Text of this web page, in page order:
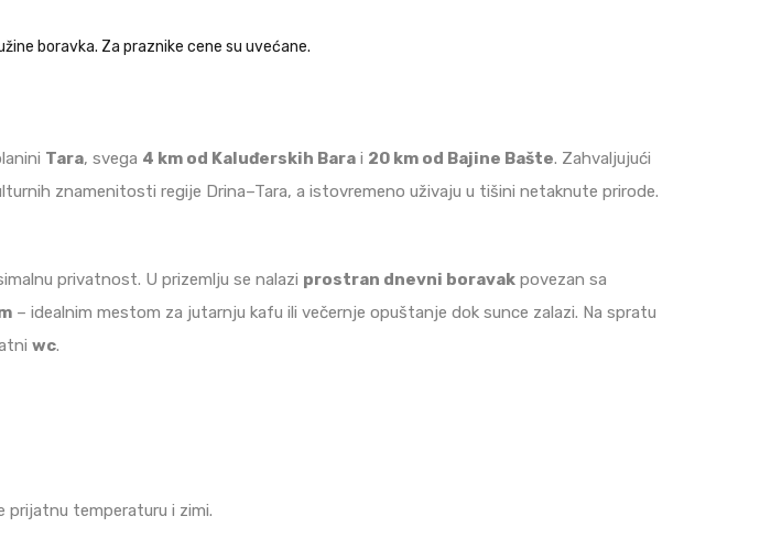
boravka. Za praznike cene su uvećane.
Tara, svega 4 km od Kaluđerskih Bara i 20 km od Bajine Bašte. Zahvaljujući
znamenitosti regije Drina–Tara, a istovremeno uživaju u tišini netaknute prirode.
privatnost. U prizemlju se nalazi prostran dnevni boravak povezan sa
– idealnim mestom za jutarnju kafu ili večernje opuštanje dok sunce zalazi. Na spratu
wc.
prijatnu temperaturu i zimi.